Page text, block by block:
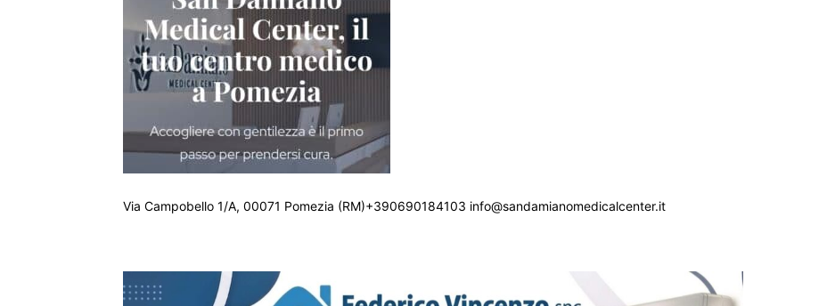
Via Campobello 1/A, 00071 Pomezia (RM)+390690184103 info@sandamianomedicalcenter.it